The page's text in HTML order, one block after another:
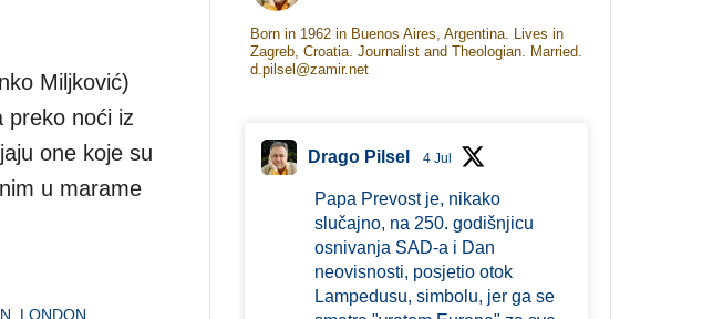
Miljković)
preko noći iz
one koje su
u marame
, LONDON,
Born in 1962 in Buenos Aires, Argentina. Lives in
Zagreb, Croatia. Journalist and Theologian. Married.
d.pilsel@zamir.net
Drago Pilsel 4 Jul
Papa Prevost je, nikako
slučajno, na 250. godišnjicu
osnivanja SAD-a i Dan
neovisnosti, posjetio otok
Lampedusu, simbolu, jer ga se